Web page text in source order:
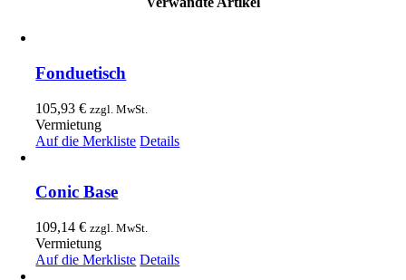
Fonduetisch
105,93€ zzgl. MwSt.
Vermietung
Auf die Merkliste Details
Conic Base
109,14€ zzgl. MwSt.
Vermietung
Auf die Merkliste Details